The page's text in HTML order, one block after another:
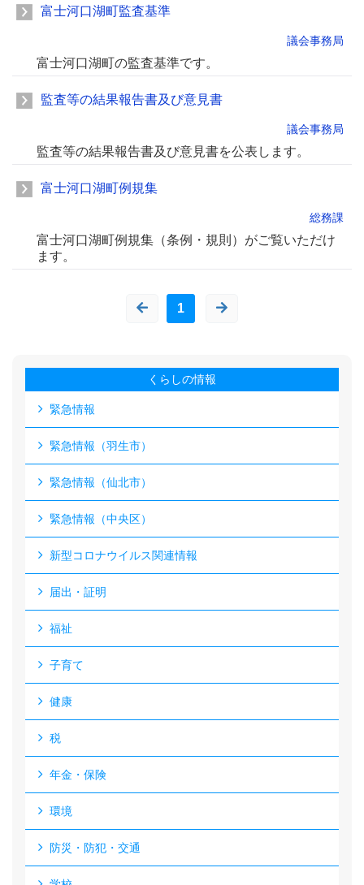
富士河口湖町監査基準
議会事務局
富士河口湖町の監査基準です。
監査等の結果報告書及び意見書
議会事務局
監査等の結果報告書及び意見書を公表します。
富士河口湖町例規集
総務課
富士河口湖町例規集（条例・規則）がご覧いただけ
ます。
1
くらしの情報
緊急情報
緊急情報（羽生市）
緊急情報（仙北市）
緊急情報（中央区）
新型コロナウイルス関連情報
届出・証明
福祉
子育て
健康
税
年金・保険
環境
防災・防犯・交通